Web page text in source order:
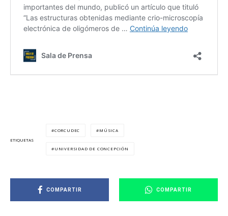
ETIQUETAS
CORCUDEC MÚSICA
UNIVERSIDAD DE CONCEPCIÓN
COMPARTIR COMPARTIR